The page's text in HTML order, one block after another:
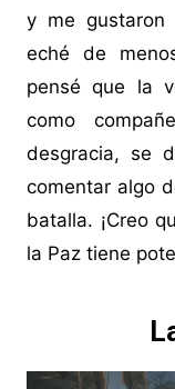
y me gustaron
eché de
pensé que la
como
desgracia, se
comentar algo
batalla. ¡Creo
la Paz tiene